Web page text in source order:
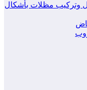
وتركيب مظلات بأشكال